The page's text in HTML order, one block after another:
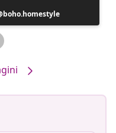
Post
pubblicato
da
boho.homestyle